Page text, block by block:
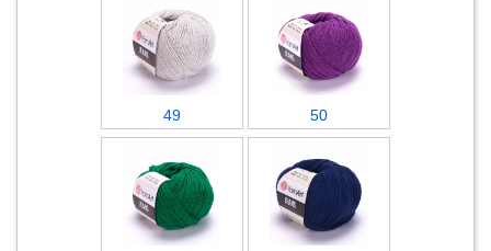
49 50